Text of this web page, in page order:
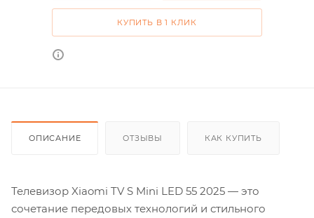
КУПИТЬ В 1 КЛИК
ОПИСАНИЕ ОТЗЫВЫ КАК КУПИТЬ
Телевизор Xiaomi TV S Mini LED 55 2025 — это
сочетание передовых технологий и стильного